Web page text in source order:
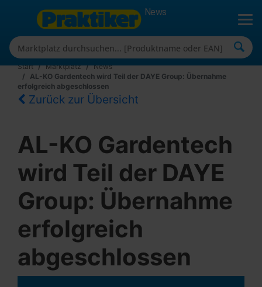
News
Start Marktplatz
News
AL-KO Gardentech wird Teil der DAYE Group: Übernahme
erfolgreich abgeschlossen
Zurück zur Übersicht
AL-KO Gardentech
wird Teil der DAYE
Group: Übernahme
erfolgreich
abgeschlossen